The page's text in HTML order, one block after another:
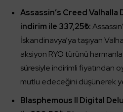
Assassin’s Creed Valhalla
indirim ile 337,25₺:
İskandinavya’ya taşıyan
aksiyon RYO türünü
süresiyle indirimli fiyatından
mutlu edeceğini düşünerek
Blasphemous II Digital